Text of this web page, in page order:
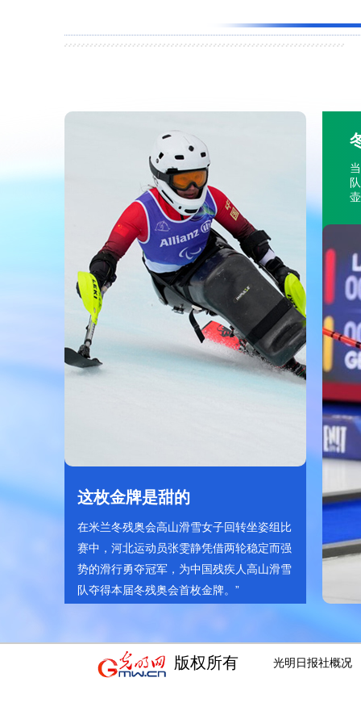
这枚金牌是甜的
在米兰冬残奥会高山滑雪女子回转坐姿组比
赛中，河北运动员张雯静凭借两轮稳定而强
势的滑行勇夺冠军，为中国残疾人高山滑雪
队夺得本届冬残奥会首枚金牌。”
版权所有 光明日报社概况